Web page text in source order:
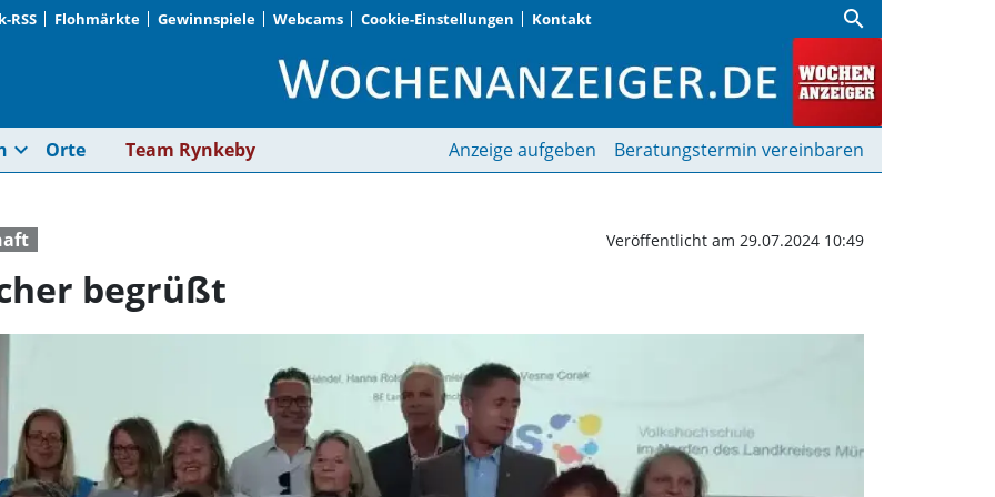
RSS Flohmärkte Gewinnspiele Webcams Cookie-Einstellungen Kontakt search
Neue Kulturdolmetscher begrüßt |
expand_more Orte Team Rynkeby Anzeige aufgeben Beratungstermin vereinbaren
Veröffentlicht am 29.07.2024 10:49
begrüßt